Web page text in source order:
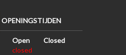
OPENINGSTIJDEN
Open
Closed
closed